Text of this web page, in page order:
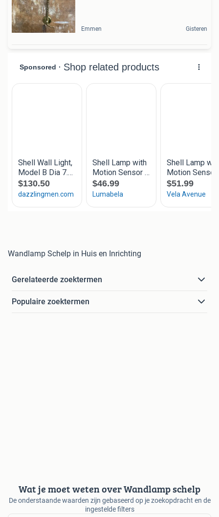
Emmen Gisteren
Wandlamp Schelp in Huis en Inrichting
Gerelateerde zoektermen
Populaire zoektermen
Wat je moet weten over Wandlamp schelp
De onderstaande waarden zijn gebaseerd op je zoekopdracht en de
ingestelde filters